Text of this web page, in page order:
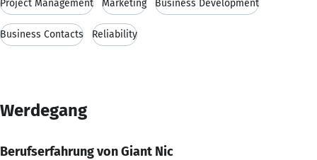
Project Management Marketing Business Development
Business Contacts Reliability
Werdegang
Berufserfahrung von Giant Nic